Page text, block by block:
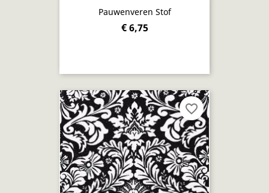
Pauwenveren Stof
€ 6,75
favorite_border